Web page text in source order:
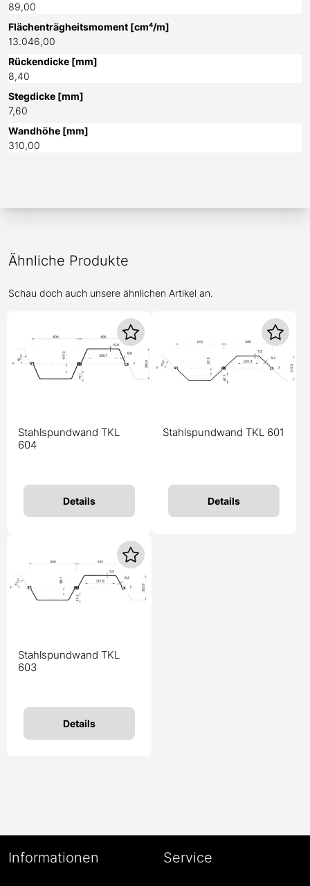
89,00
Flächenträgheitsmoment [cm⁴/m]
13.046,00
Rückendicke [mm]
8,40
Stegdicke [mm]
7,60
Wandhöhe [mm]
310,00
Ähnliche Produkte
Schau doch auch unsere ähnlichen Artikel an.
Stahlspundwand TKL
604
Details
Stahlspundwand TKL 601
Details
Stahlspundwand TKL
603
Details
Informationen Service